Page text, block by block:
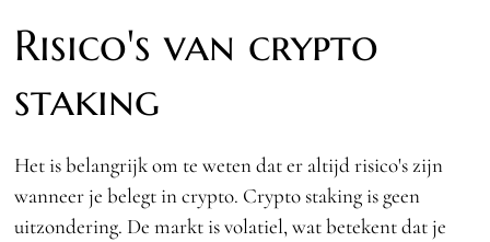
Risico's van crypto
staking
Het is belangrijk om te weten dat er altijd risico's zijn
wanneer je belegt in crypto. Crypto staking is geen
uitzondering. De markt is volatiel, wat betekent dat je